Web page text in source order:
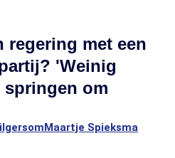
regering met een
'Weinig
springen om
Maartje Spieksma